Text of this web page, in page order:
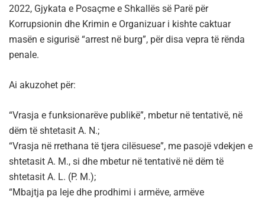
2022, Gjykata e Posaçme e Shkallës së Parë për
Korrupsionin dhe Krimin e Organizuar i kishte caktuar
masën e sigurisë “arrest në burg”, për disa vepra të rënda
penale.
Ai akuzohet për:
“Vrasja e funksionarëve publikë”, mbetur në tentativë, në
dëm të shtetasit A. N.;
“Vrasja në rrethana të tjera cilësuese”, me pasojë vdekjen e
shtetasit A. M., si dhe mbetur në tentativë në dëm të
shtetasit A. L. (P. M.);
“Mbajtja pa leje dhe prodhimi i armëve, armëve